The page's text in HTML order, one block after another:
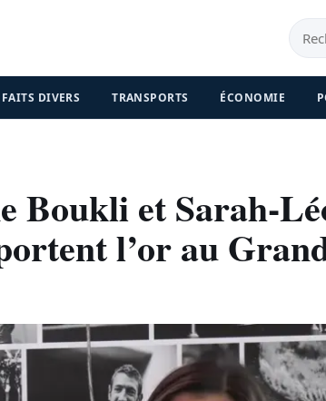
FAITS DIVERS TRANSPORTS ÉCONOMIE
Boukli et Sarah-
l’or au